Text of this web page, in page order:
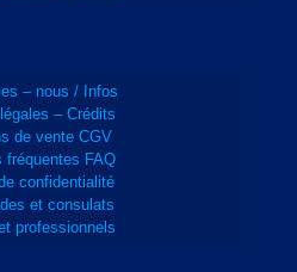
– nous / Infos
– Crédits
de vente CGV
fréquentes FAQ
confidentialité
et consulats
professionnels